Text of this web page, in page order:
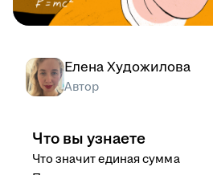
Елена Художилова
Автор
Что вы узнаете
Что значит единая сумма